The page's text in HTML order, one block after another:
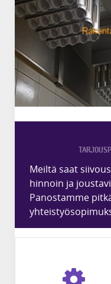
Meiltä saat
hinnoin ja
Panostamme